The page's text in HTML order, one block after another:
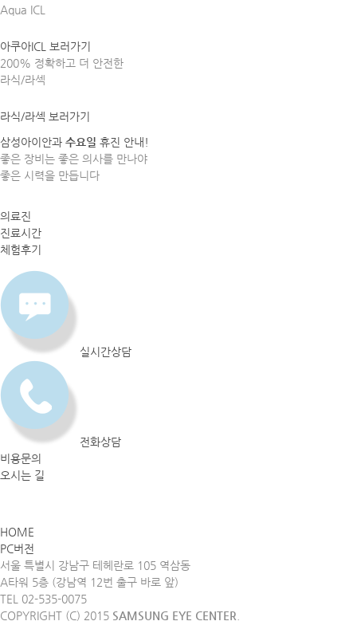
Aqua ICL
아쿠아ICL 보러가기
200% 정확하고 더 안전한
라식/라섹
라식/라섹 보러가기
삼성아이안과 수요일 휴진 안내!
좋은 장비는 좋은 의사를 만나야
좋은 시력을 만듭니다
의료진
진료시간
체험후기
실시간상담
전화상담
비용문의
오시는 길
HOME
PC버전
서울 특별시 강남구 테헤란로 105 역삼동
A타워 5층 (강남역 12번 출구 바로 앞)
TEL 02-535-0075
COPYRIGHT (C) 2015 SAMSUNG EYE CENTER